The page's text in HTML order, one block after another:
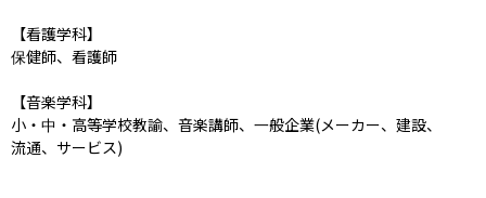
【看護学科】
保健師、看護師
【音楽学科】
小・中・高等学校教諭、音楽講師、一般企業(メーカー、建設、
流通、サービス)